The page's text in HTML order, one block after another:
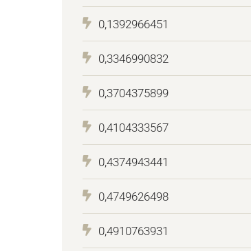
0,1392966451
0,3346990832
0,3704375899
0,4104333567
0,4374943441
0,4749626498
0,4910763931